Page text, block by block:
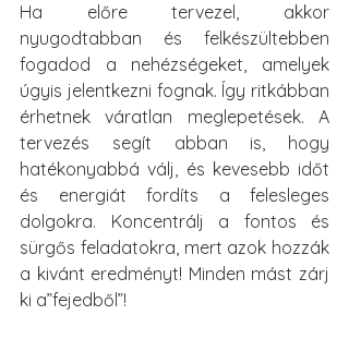
Ha előre tervezel, akkor
nyugodtabban és felkészültebben
fogadod a nehézségeket, amelyek
úgyis jelentkezni fognak. Így ritkábban
érhetnek váratlan meglepetések. A
tervezés segít abban is, hogy
hatékonyabbá válj, és kevesebb időt
és energiát fordíts a felesleges
dolgokra. Koncentrálj a fontos és
sürgős feladatokra, mert azok hozzák
a kivánt eredményt! Minden mást zárj
ki a”fejedből”!